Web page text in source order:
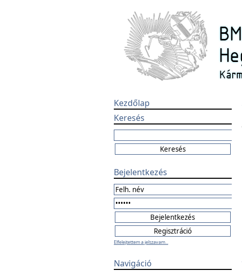
Kezdőlap
Keresés
Bejelentkezés
Elfelejtettem a jelszavam...
Navigáció